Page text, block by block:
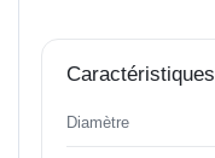
Caractéristiques
Diamètre